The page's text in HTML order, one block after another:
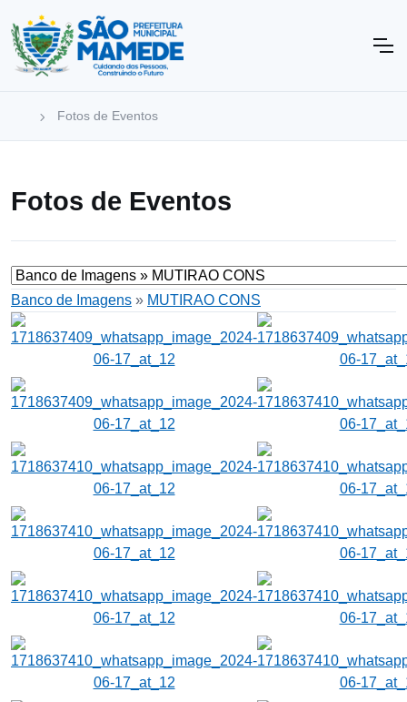
Fotos de Eventos
Fotos de Eventos
Banco de Imagens » MUTIRAO CONS